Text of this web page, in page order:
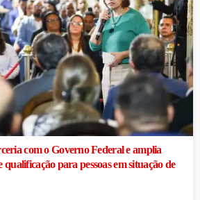
com o Governo Federal e amplia
para pessoas em situação de